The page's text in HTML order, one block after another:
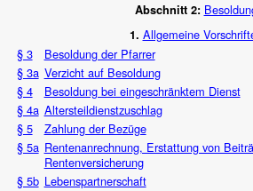
Abschnitt 2:
1. Allgemeine
§ 3
Besoldung der Pfarrer
§ 3a Verzicht auf Besoldung
§ 4
Besoldung bei eingeschränktem Dienst
§ 4a Altersteildienstzuschlag
§ 5
Zahlung der Bezüge
§ 5a Rentenanrechnung, Erstattung von
Rentenversicherung
§ 5b Lebenspartnerschaft